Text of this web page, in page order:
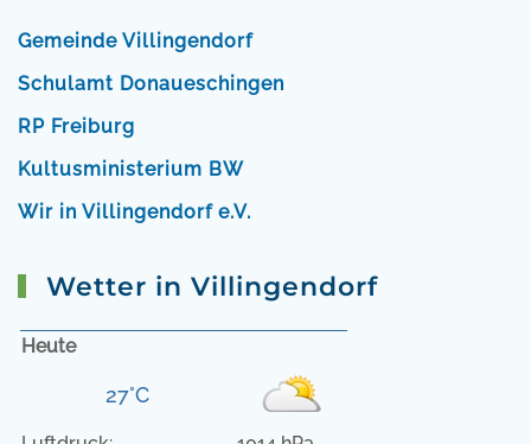
Gemeinde Villingendorf
Schulamt Donaueschingen
RP Freiburg
Kultusministerium BW
Wir in Villingendorf e.V.
Wetter in Villingendorf
Heute
27°C